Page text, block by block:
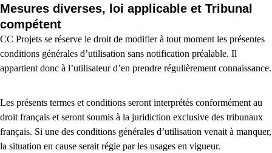
Mesures diverses, loi applicable et Tribunal
compétent
CC Projets se réserve le droit de modifier à tout moment les présentes
conditions générales d’utilisation sans notification préalable. Il
appartient donc à l’utilisateur d’en prendre régulièrement connaissance.
Les présents termes et conditions seront interprétés conformément au
droit français et seront soumis à la juridiction exclusive des tribunaux
français. Si une des conditions générales d’utilisation venait à manquer,
la situation en cause serait régie par les usages en vigueur.